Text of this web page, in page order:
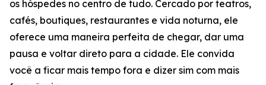
os hóspedes no centro de tudo. Cercado por teatros,
cafés, boutiques, restaurantes e vida noturna, ele
oferece uma maneira perfeita de chegar, dar uma
pausa e voltar direto para a cidade. Ele convida
você a ficar mais tempo fora e dizer sim com mais